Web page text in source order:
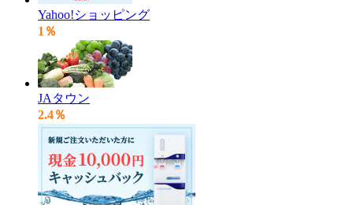
Yahoo!ショッピング
1％
JAタウン
2.4％